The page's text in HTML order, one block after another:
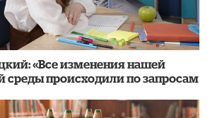
«Все изменения нашей
среды происходили по запросам